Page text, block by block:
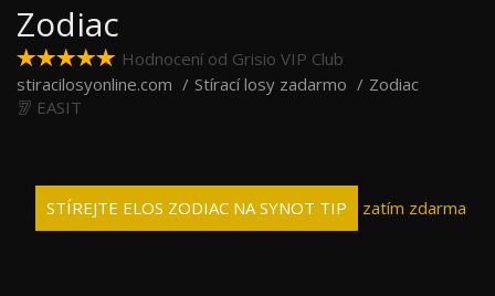
Zodiac
Hodnocení od Grisio VIP Club
stiracilosyonline.com
Stírací losy zadarmo
Zodiac
EASIT
STÍREJTE ELOS ZODIAC NA SYNOT TIP zatím zdarma